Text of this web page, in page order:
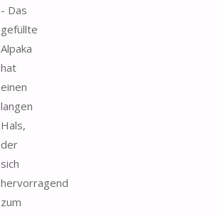
- Das
gefüllte
Alpaka
hat
einen
langen
Hals,
der
sich
hervorragend
zum